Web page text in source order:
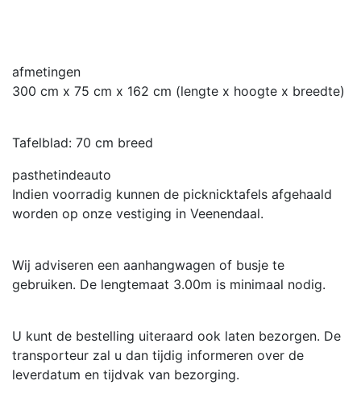
afmetingen
300 cm x 75 cm x 162 cm (lengte x hoogte x breedte)
Tafelblad: 70 cm breed
pasthetindeauto
Indien voorradig kunnen de picknicktafels afgehaald
worden op onze vestiging in Veenendaal.
Wij adviseren een aanhangwagen of busje te
gebruiken. De lengtemaat 3.00m is minimaal nodig.
U kunt de bestelling uiteraard ook laten bezorgen. De
transporteur zal u dan tijdig informeren over de
leverdatum en tijdvak van bezorging.